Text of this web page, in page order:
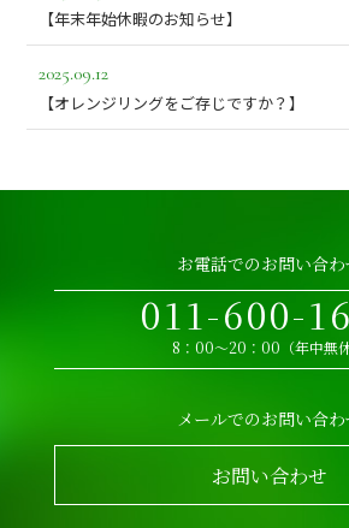
【年末年始休暇のお知らせ】
2025.09.12
【オレンジリングをご存じですか？】
お電話でのお問い合わ
011-600-
8：00～20：00（年中無休
メールでのお問い合わ
お問い合わせ